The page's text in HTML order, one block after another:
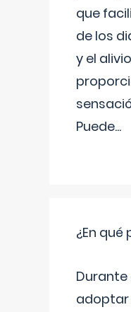
que
de los
y el
Puede...
¿En